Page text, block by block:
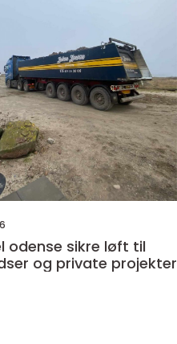
sikre løft til
og private projekter